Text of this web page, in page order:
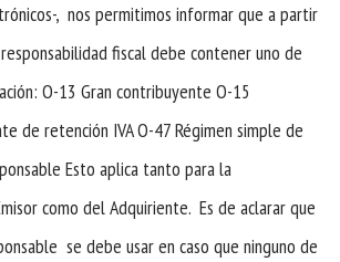
, nos permitimos informar que a partir
fiscal debe contener uno de
O-13 Gran contribuyente O-15
de retención IVA O-47 Régimen simple de
Esto aplica tanto para la
como del Adquiriente. Es de aclarar que
se debe usar en caso que ninguno de